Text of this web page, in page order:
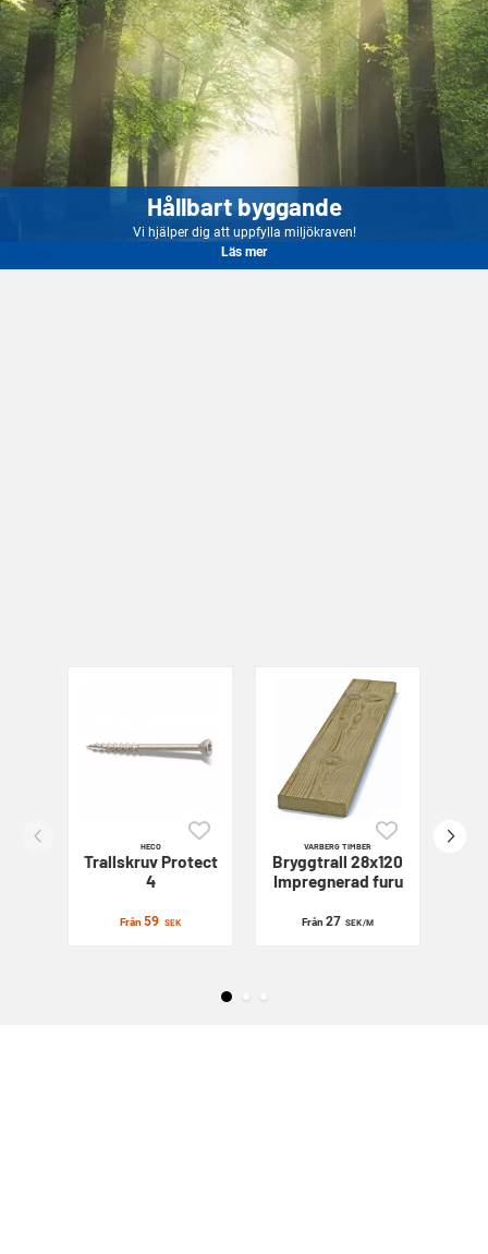
Hållbart byggande
Vi hjälper dig att uppfylla miljökraven!
Läs mer
HECO
TrallskruvProtect
4
Från59 SEK
VARBERG TIMBER
Bryggtrall 28x120
Impregnerad furu
Från 27 SEK/M